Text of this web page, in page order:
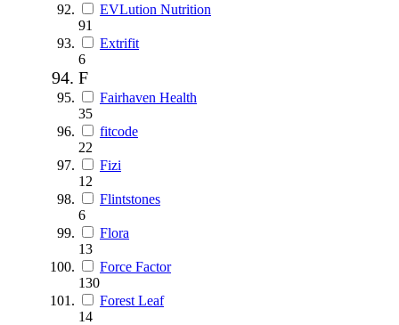
EVLution Nutrition
91
Extrifit
6
F
Fairhaven Health
35
fitcode
22
Fizi
12
Flintstones
6
Flora
13
Force Factor
130
Forest Leaf
14